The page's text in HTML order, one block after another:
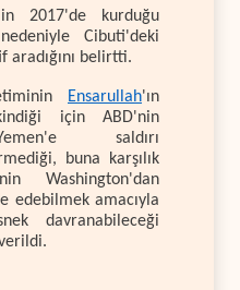
2017'de kurduğu
Cibuti'deki
aradığını belirtti.
Ensarullah'ın
için ABD'nin
saldırı
buna karşılık
Washington'dan
edebilmek amacıyla
davranabileceği